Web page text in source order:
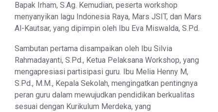
Bapak Irham, S.Ag. Kemudian, peserta workshop
menyanyikan lagu Indonesia Raya, Mars JSIT, dan Mars
Al-Kautsar, yang dipimpin oleh Ibu Eva Miswalda, S.Pd.
Sambutan pertama disampaikan oleh Ibu Silvia
Rahmadayanti, S.Pd., Ketua Pelaksana Workshop, yang
mengapresiasi partisipasi guru. Ibu Melia Henny M,
S.Pd., M.M., Kepala Sekolah, mengingatkan pentingnya
peran guru dalam mewujudkan pendidikan berkualitas
sesuai dengan Kurikulum Merdeka, yang